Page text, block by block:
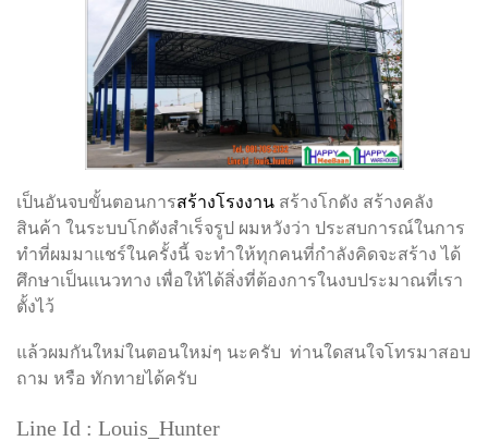
เป็นอันจบขั้นตอนการสร้างโรงงาน สร้างโกดัง สร้างคลัง
สินค้า ในระบบโกดังสำเร็จรูป ผมหวังว่า ประสบการณ์ในการ
ทำที่ผมมาแชร์ในครั้งนี้ จะทำให้ทุกคนที่กำลังคิดจะสร้าง ได้
ศึกษาเป็นแนวทาง เพื่อให้ได้สิ่งที่ต้องการในงบประมาณที่เรา
ตั้งไว้
แล้วผมกันใหม่ในตอนใหม่ๆ นะครับ ท่านใดสนใจโทรมาสอบ
ถาม หรือ ทักทายได้ครับ
Line Id : Louis_Hunter